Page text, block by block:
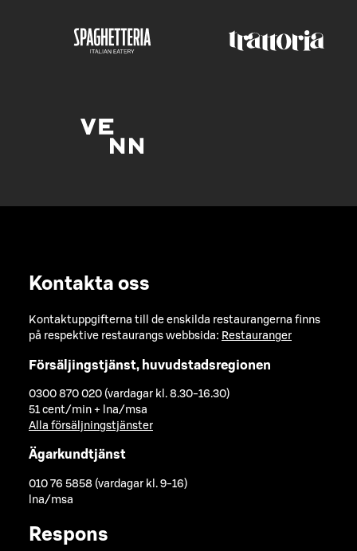
Kontakta oss
Kontaktuppgifterna till de enskilda restaurangerna finns
på respektive restaurangs webbsida: Restauranger
Försäljingstjänst, huvudstadsregionen
0300 870 020 (vardagar kl. 8.30-16.30)
51 cent/min + lna/msa
Alla försäljningstjänster
Ägarkundtjänst
010 76 5858 (vardagar kl. 9-16)
lna/msa
Respons